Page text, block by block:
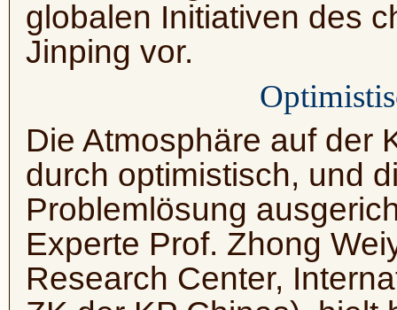
globalen Initiativen des
Jinping vor.
Die Atmosphäre auf der
durch optimistisch, und
Problemlösung
Experte Prof. Zhong
Research Center,